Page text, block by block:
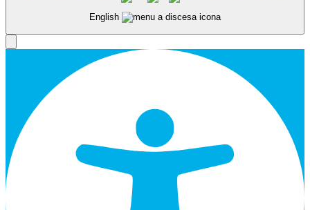
English